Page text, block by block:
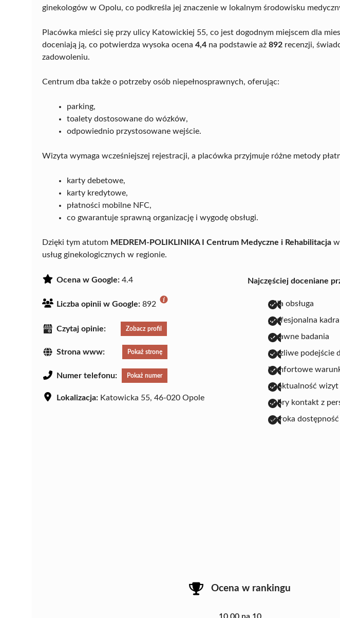
ginekologów w Opolu, co podkreśla jej znaczenie w lokalnym środowisku
Placówka mieści się przy ulicy Katowickiej 55, co jest dogodnym miejscem dla
doceniają ją, co potwierdza wysoka ocena 4,4 na podstawie aż 892 recenzji,
zadowoleniu.
Centrum dba także o potrzeby osób niepełnosprawnych, oferując:
parking,
toalety dostosowane do wózków,
odpowiednio przystosowane wejście.
Wizyta wymaga wcześniejszej rejestracji, a placówka przyjmuje różne metody
karty debetowe,
karty kredytowe,
płatności mobilne NFC,
co gwarantuje sprawną organizację i wygodę obsługi.
Dzięki tym atutom MEDREM-POLIKLINIKA I Centrum Medyczne i Rehabilitacja
usług ginekologicznych w regionie.
Ocena w Google: 4.4
Liczba opinii w Google: 892
Czytaj opinie: Zobacz profil
Strona www: Pokaż stronę
Numer telefonu: Pokaż numer
Lokalizacja: Katowicka 55, 46-020 Opole
Najczęściej doceniane
miła obsługa
profesjonalna
sprawne badania
życzliwe podejście
komfortowe
punktualność wizyt
dobry kontakt z
szeroka
Ocena w rankingu